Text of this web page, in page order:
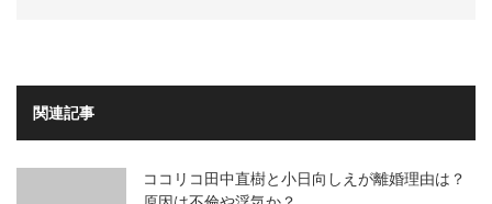
関連記事
ココリコ田中直樹と小日向しえが離婚理由は？